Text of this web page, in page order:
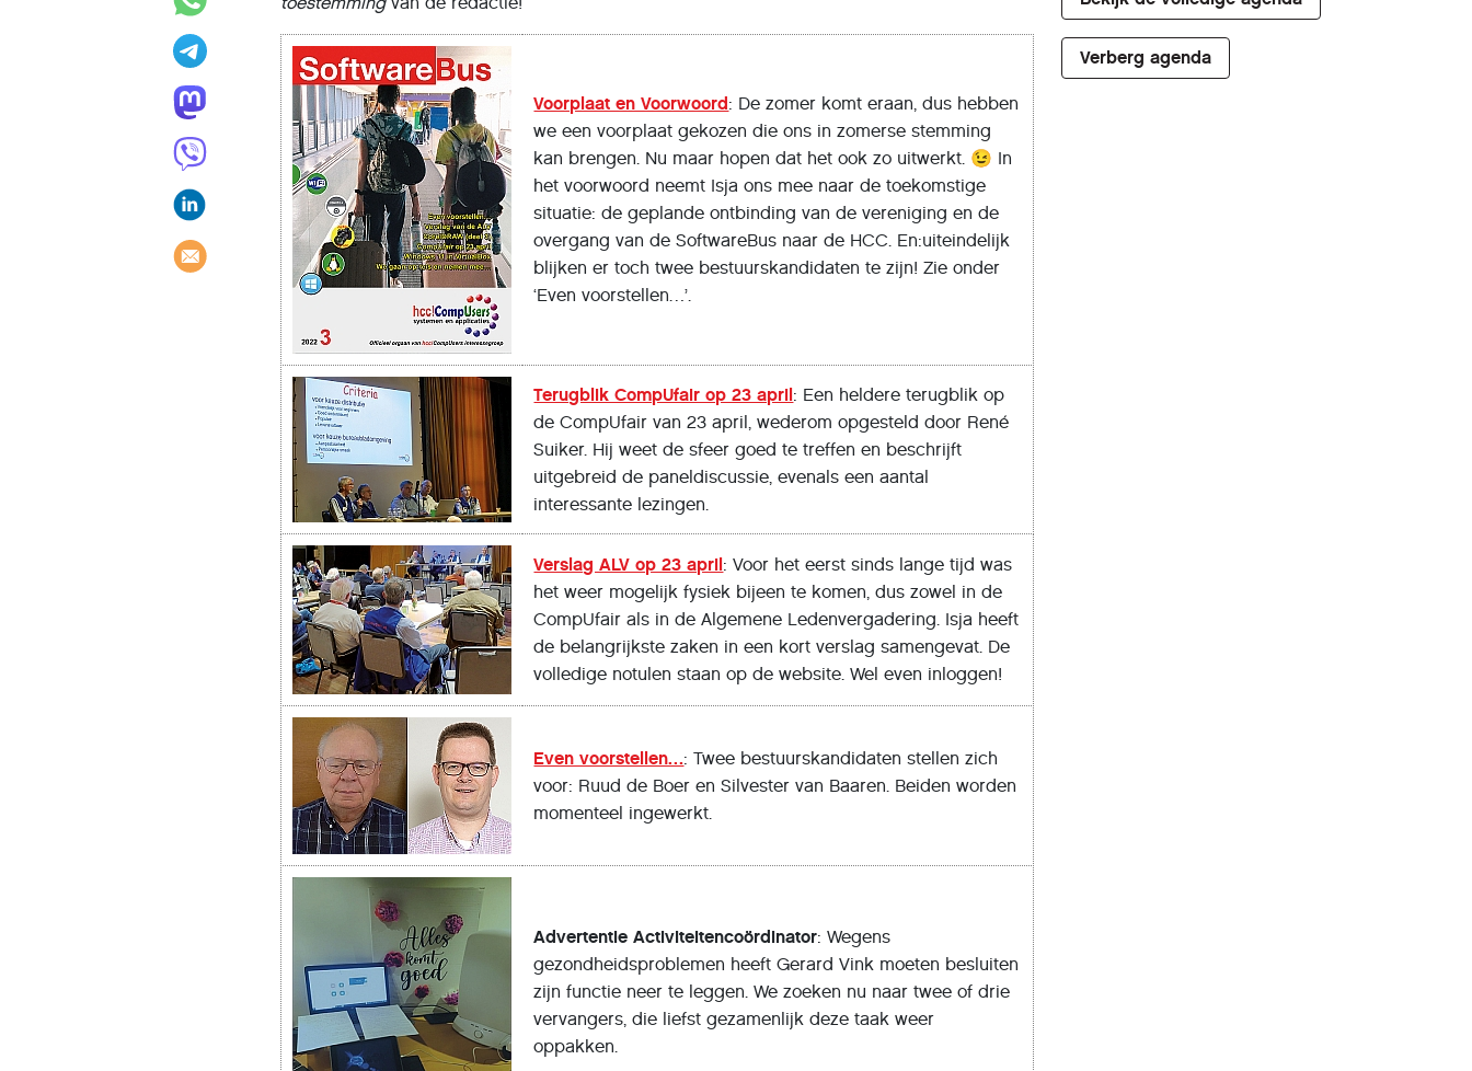
Voorplaat en Voorwoord: De zomer komt eraan, dus hebben
we een voorplaat gekozen die ons in zomerse stemming
kan brengen. Nu maar hopen dat het ook zo uitwerkt. 😉 In
het voorwoord neemt Isja ons mee naar de toekomstige
situatie: de geplande ontbinding van de vereniging en de
overgang van de SoftwareBus naar de HCC. En:uiteindelijk
blijken er toch twee bestuurskandidaten te zijn! Zie onder
‘Even voorstellen…’.
Terugblik CompUfair op 23 april: Een heldere terugblik op
de CompUfair van 23 april, wederom opgesteld door René
Suiker. Hij weet de sfeer goed te treffen en beschrijft
uitgebreid de paneldiscussie, evenals een aantal
interessante lezingen.
Verslag ALV op 23 april: Voor het eerst sinds lange tijd was
het weer mogelijk fysiek bijeen te komen, dus zowel in de
CompUfair als in de Algemene Ledenvergadering. Isja heeft
de belangrijkste zaken in een kort verslag samengevat. De
volledige notulen staan op de website. Wel even inloggen!
Even voorstellen…: Twee bestuurskandidaten stellen zich
voor: Ruud de Boer en Silvester van Baaren. Beiden worden
momenteel ingewerkt.
Advertentie Activiteitencoördinator: Wegens
gezondheidsproblemen heeft Gerard Vink moeten besluiten
zijn functie neer te leggen. We zoeken nu naar twee of drie
vervangers, die liefst gezamenlijk deze taak weer
oppakken.
Verberg agenda